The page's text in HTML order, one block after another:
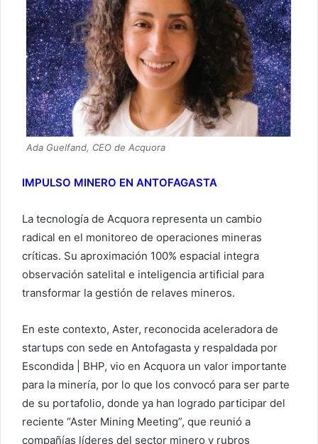
Ada Guelfand, CEO de Acquora
IMPULSO MINERO EN ANTOFAGASTA
La tecnología de Acquora representa un cambio
radical en el monitoreo de operaciones mineras
críticas. Su aproximación 100% espacial integra
observación satelital e inteligencia artificial para
transformar la gestión de relaves mineros.
En este contexto, Aster, reconocida aceleradora de
startups con sede en Antofagasta y respaldada por
Escondida | BHP, vio en Acquora un valor importante
para la minería, por lo que los convocó para ser parte
de su portafolio, donde ya han logrado participar del
reciente “Aster Mining Meeting”, que reunió a
compañías líderes del sector minero y rubros